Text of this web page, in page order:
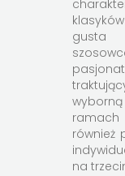
gusta
ramach
również
na